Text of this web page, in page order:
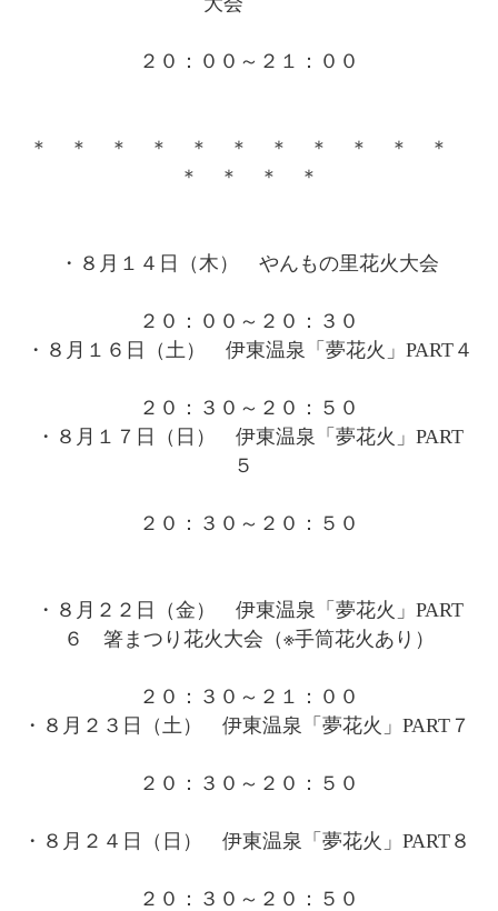
２０：００～２１：００
＊ ＊ ＊ ＊ ＊ ＊ ＊ ＊ ＊ ＊ ＊
＊ ＊ ＊ ＊
・８月１４日（木） やんもの里花火大会
２０：００～２０：３０
・８月１６日（土） 伊東温泉「夢花火」PART４
２０：３０～２０：５０
・８月１７日（日） 伊東温泉「夢花火」PART
５
２０：３０～２０：５０
・８月２２日（金） 伊東温泉「夢花火」PART
６ 箸まつり花火大会（※手筒花火あり）
２０：３０～２１：００
・８月２３日（土） 伊東温泉「夢花火」PART７
２０：３０～２０：５０
・８月２４日（日） 伊東温泉「夢花火」PART８
２０：３０～２０：５０